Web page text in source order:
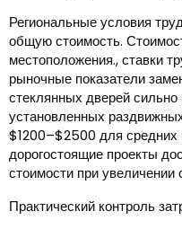
Региональные условия
общую стоимость.
местоположения., ставки
рыночные показатели
стеклянных дверей
установленных
$1200–$2500 для средних
дорогостоящие проекты
стоимости при увеличении
Практический контроль